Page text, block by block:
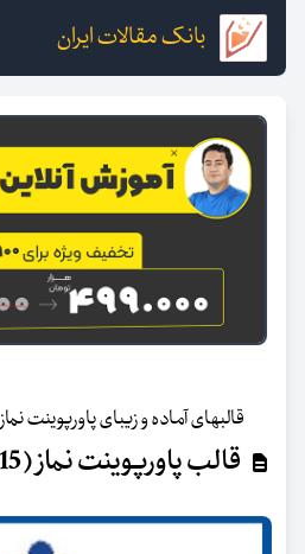
بانک مقالات ایران
قالبهای آماده و زیبای پاورپوینت نماز
قالب پاورپوینت نماز (15)